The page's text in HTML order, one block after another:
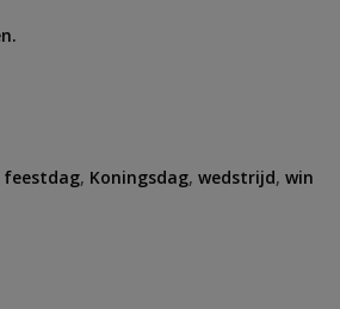
feestdag, Koningsdag,wedstrijd,win